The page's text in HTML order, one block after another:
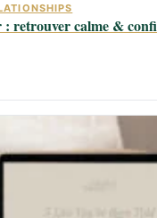
: retrouver calme &